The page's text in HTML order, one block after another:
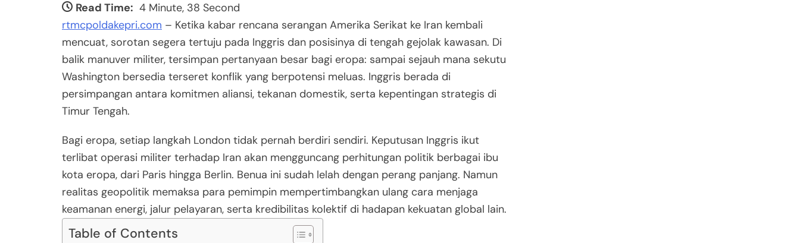
Read Time: 4 Minute, 38 Second
rtmcpoldakepri.com – Ketika kabar rencana serangan Amerika Serikat ke Iran kembali
mencuat, sorotan segera tertuju pada Inggris dan posisinya di tengah gejolak kawasan. Di
balik manuver militer, tersimpan pertanyaan besar bagi eropa: sampai sejauh mana sekutu
Washington bersedia terseret konflik yang berpotensi meluas. Inggris berada di
persimpangan antara komitmen aliansi, tekanan domestik, serta kepentingan strategis di
Timur Tengah.
Bagi eropa, setiap langkah London tidak pernah berdiri sendiri. Keputusan Inggris ikut
terlibat operasi militer terhadap Iran akan mengguncang perhitungan politik berbagai ibu
kota eropa, dari Paris hingga Berlin. Benua ini sudah lelah dengan perang panjang. Namun
realitas geopolitik memaksa para pemimpin mempertimbangkan ulang cara menjaga
keamanan energi, jalur pelayaran, serta kredibilitas kolektif di hadapan kekuatan global lain.
Table of Contents